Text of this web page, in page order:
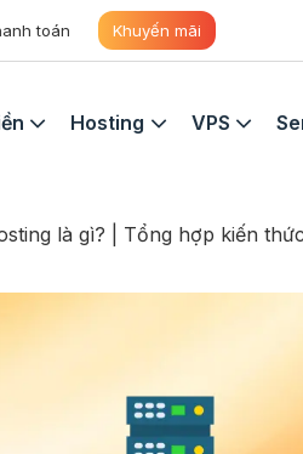
toán Khuyến mãi
Hosting VPS
là gì? | Tổng hợp kiến